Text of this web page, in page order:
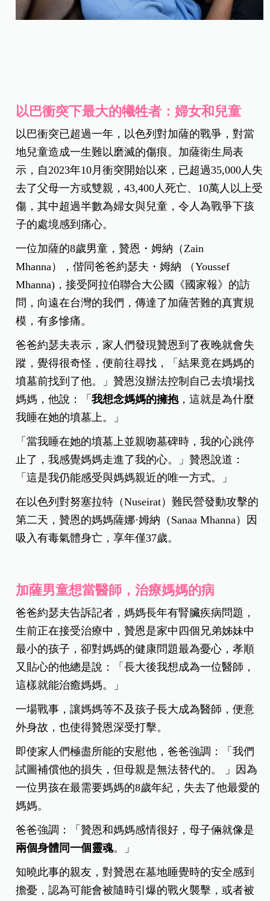
以巴衝突下最大的犧牲者：婦女和兒童
以巴衝突已超過一年，以色列對加薩的戰爭，對當
地兒童造成一生難以磨滅的傷痕。加薩衛生局表
示，自2023年10月衝突開始以來，已超過35,000人失
去了父母一方或雙親，43,400人死亡、10萬人以上受
傷，其中超過半數為婦女與兒童，令人為戰爭下孩
子的處境感到痛心。
一位加薩的8歲男童，贊恩・姆納（Zain
Mhanna），偕同爸爸約瑟夫・姆納 （Youssef
Mhanna)，接受阿拉伯聯合大公國《國家報》的訪
問，向遠在台灣的我們，傳達了加薩苦難的真實規
模，有多慘痛。
爸爸約瑟夫表示，家人們發現贊恩到了夜晚就會失
蹤，覺得很奇怪，便前往尋找，「結果竟在媽媽的
墳墓前找到了他。」贊恩沒辦法控制自己去墳場找
媽媽，他說：「我想念媽媽的擁抱，這就是為什麼
我睡在她的墳墓上。」
「當我睡在她的墳墓上並親吻墓碑時，我的心跳停
止了，我感覺媽媽走進了我的心。」贊恩說道：
「這是我仍能感受與媽媽親近的唯一方式。」
在以色列對努塞拉特（Nuseirat）難民營發動攻擊的
第二天，贊恩的媽媽薩娜·姆納（Sanaa Mhanna）因
吸入有毒氣體身亡，享年僅37歲。
加薩男童想當醫師，治療媽媽的病
爸爸約瑟夫告訴記者，媽媽長年有腎臟疾病問題，
生前正在接受治療中，贊恩是家中四個兄弟姊妹中
最小的孩子，卻對媽媽的健康問題最為憂心，孝順
又貼心的他總是說：「長大後我想成為一位醫師，
這樣就能治癒媽媽。」
一場戰事，讓媽媽等不及孩子長大成為醫師，便意
外身故，也使得贊恩深受打擊。
即使家人們極盡所能的安慰他，爸爸強調：「我們
試圖補償他的損失，但母親是無法替代的。 」因為
一位男孩在最需要媽媽的8歲年紀，失去了他最愛的
媽媽。
爸爸強調：「贊恩和媽媽感情很好，母子倆就像是
兩個身體同一個靈魂。」
知曉此事的親友，對贊恩在墓地睡覺時的安全感到
擔憂，認為可能會被隨時引爆的戰火襲擊，或者被